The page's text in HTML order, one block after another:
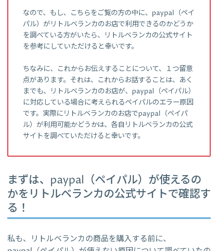
なので、もし、こちらをご覧の方の中に、paypal（ペイ
パル）がリトルベランカのお店で利用できるのかどうか
を調べている方がいたら、リトルベランカの公式サイト
を参考にしていただけると幸いです。
ちなみに、これからお伝えすることについて、１つ留意
点があります。それは、これからお話することは、あく
までも、リトルベランカのお店が、paypal（ペイパル）
に対応している場合に考えられるペイパルのエラー原因
です。実際にリトルベランカのお店でpaypal（ペイパ
ル）が利用可能かどうかは、各自リトルベランカの公式
サイトを調べていただけると幸いです。
まずは、paypal（ペイパル）が使えるの
かをリトルベランカの公式サイトで確認す
る！
私も、リトルベランカの商品を購入する前に、